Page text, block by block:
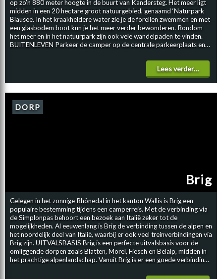
op zo’n 880 meter hoogte in de buurt van Kandersteg. Het meer ligt
midden in een 20 hectare groot natuurgebied, genaamd ‘Naturpark
Blausee’. In het kraakheldere water zie je de forellen zwemmen en met
een glasbodem boot kun je het meer verder bewonderen. Rondom
het meer en in het natuurpark zijn ook vele wandelpaden te vinden.
BUITENLEVEN Parkeer de camper op de centrale parkeerplaats en
heerlijke plek om samen te genieten tijdens de camperreis. Ook zijn in
dit gebied verschillende vuurplaatsen beschikbaar. Een heerlijke
van het meer gelegen, naast het hotel met spa. Hoe leuk is het om
deze ’s avonds lekker klaar te maken op de camping en te genieten
van de prachtige omgeving? Het echte buitenleven is overal in
Lees verder…
Gelegen in het zonnige Rhônedal in het kanton Wallis is Brig een
populaire bestemming tijdens een camperreis. Met de verbinding via
de Simplonpas behoort een bezoek aan Italië zeker tot de
mogelijkheden. Al eeuwenlang is Brig de verbinding tussen de alpen en
het noordelijk deel van Italië, waarbij er ook veel treinverbindingen via
Brig zijn. UITVALSBASIS Brig is een perfecte uitvalsbasis voor de
omliggende dorpen zoals Blatten, Mörel, Fiesch en Belalp, midden in
het prachtige alpenlandschap. Vanuit Brig is er een goede verbinding
kunt maken, zoals de Riederalp en Bettmeralp met de Eggishorn en
DORP
Brig